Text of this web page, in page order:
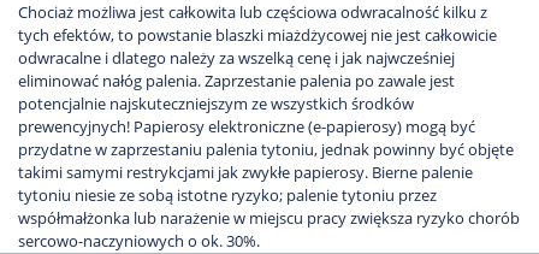
Chociaż możliwa jest całkowita lub częściowa odwracalność kilku z
tych efektów, to powstanie blaszki miażdżycowej nie jest całkowicie
odwracalne i dlatego należy za wszelką cenę i jak najwcześniej
eliminować nałóg palenia. Zaprzestanie palenia po zawale jest
potencjalnie najskuteczniejszym ze wszystkich środków
prewencyjnych! Papierosy elektroniczne (e-papierosy) mogą być
przydatne w zaprzestaniu palenia tytoniu, jednak powinny być objęte
takimi samymi restrykcjami jak zwykłe papierosy. Bierne palenie
tytoniu niesie ze sobą istotne ryzyko; palenie tytoniu przez
współmałżonka lub narażenie w miejscu pracy zwiększa ryzyko chorób
sercowo-naczyniowych o ok. 30%.